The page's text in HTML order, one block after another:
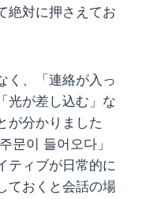
絶対に押さえてお
く、「連絡が入っ
光が差し込む」な
が分かりました
문이 들어오다」
ティブが日常的に
ておくと会話の場